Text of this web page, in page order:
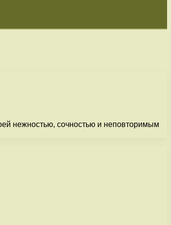
нежностью, сочностью и неповторимым